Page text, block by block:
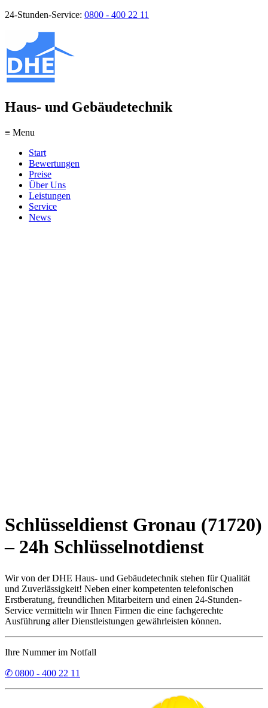
24-Stunden-Service: 0800 - 400 22 11
Haus- und Gebäudetechnik
≡ Menu
Start
Bewertungen
Preise
Über Uns
Leistungen
Service
News
Schlüsseldienst Gronau (71720)
– 24h Schlüsselnotdienst
Wir von der DHE Haus- und Gebäudetechnik stehen für Qualität
und Zuverlässigkeit! Neben einer kompetenten telefonischen
Erstberatung, freundlichen Mitarbeitern und einen 24-Stunden-
Service vermitteln wir Ihnen Firmen die eine fachgerechte
Ausführung aller Dienstleistungen gewährleisten können.
Ihre Nummer im Notfall
✆ 0800 - 400 22 11